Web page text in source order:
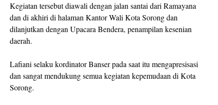
Kegiatan tersebut diawali dengan jalan santai dari Ramayana
dan di akhiri di halaman Kantor Wali Kota Sorong dan
dilanjutkan dengan Upacara Bendera, penampilan kesenian
daerah.
Lafiani selaku kordinator Banser pada saat itu mengapresisasi
dan sangat mendukung semua kegiatan kepemudaan di Kota
Sorong.